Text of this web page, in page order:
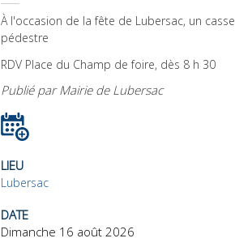
À l'occasion de la fête de Lubersac, un
pédestre
RDV Place du Champ de foire, dès 8 h 30
Publié par Mairie de Lubersac
LIEU
Lubersac
DATE
Dimanche 16 août 2026